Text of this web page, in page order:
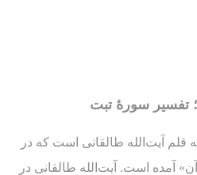
تفسیر سورۀ تبت
آیت‌الله طالقانی است که در
آمده است. آیت‌الله طالقانی در